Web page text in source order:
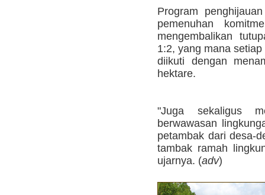
Program
pemenuhan
mengembalikan
1:2, yang mana
diikuti dengan
hektare.
"Juga sekaligus
berwawasan
petambak dari desa-
tambak ramah
ujarnya. (adv)